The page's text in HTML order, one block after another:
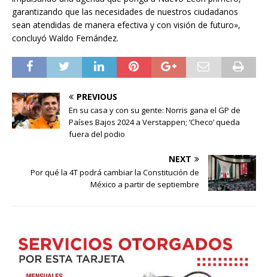
garantizando que las necesidades de nuestros ciudadanos
sean atendidas de manera efectiva y con visión de futuro»,
concluyó Waldo Fernández.
PREVIOUS
En su casa y con su gente: Norris gana el GP de
Países Bajos 2024 a Verstappen; ‘Checo’ queda
fuera del podio
NEXT
Por qué la 4T podrá cambiar la Constitución de
México a partir de septiembre